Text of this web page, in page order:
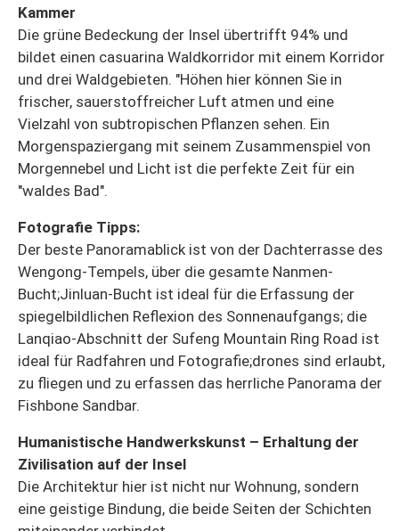
Kammer
Die grüne Bedeckung der Insel übertrifft 94% und
bildet einen casuarina Waldkorridor mit einem Korridor
und drei Waldgebieten. "Höhen hier können Sie in
frischer, sauerstoffreicher Luft atmen und eine
Vielzahl von subtropischen Pflanzen sehen. Ein
Morgenspaziergang mit seinem Zusammenspiel von
Morgennebel und Licht ist die perfekte Zeit für ein
"waldes Bad".
Fotografie Tipps:
Der beste Panoramablick ist von der Dachterrasse des
Wengong-Tempels, über die gesamte Nanmen-
Bucht;Jinluan-Bucht ist ideal für die Erfassung der
spiegelbildlichen Reflexion des Sonnenaufgangs; die
Lanqiao-Abschnitt der Sufeng Mountain Ring Road ist
ideal für Radfahren und Fotografie;drones sind erlaubt,
zu fliegen und zu erfassen das herrliche Panorama der
Fishbone Sandbar.
Humanistische Handwerkskunst – Erhaltung der
Zivilisation auf der Insel
Die Architektur hier ist nicht nur Wohnung, sondern
eine geistige Bindung, die beide Seiten der Schichten